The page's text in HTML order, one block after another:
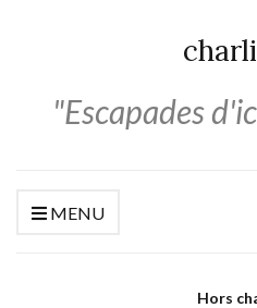
"Escapades
MENU
Hors